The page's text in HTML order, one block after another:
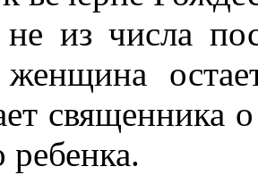
из числа
женщина
священника